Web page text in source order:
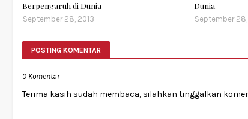
Berpengaruh di Dunia
September 28, 2013
Dunia
September 28,
POSTING KOMENTAR
0 Komentar
Terima kasih sudah membaca, silahkan tinggalkan